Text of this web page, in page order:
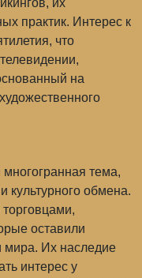
их
практик. Интерес к
что
на
тема,
культурного обмена.
оставили
мира. Их наследие
интерес у